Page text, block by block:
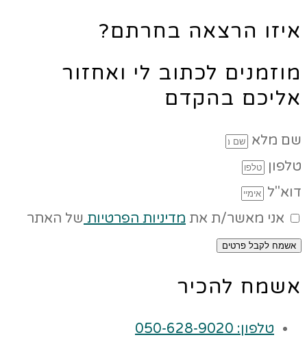
איזו הרצאה בחרתם?
מוזמנים לכתוב לי ואחזור
אליכם בהקדם
שם מלא
טלפון
דוא"ל
אני מאשר/ת את מדיניות הפרטיות של האתר
אשמח לקבל פרטים
אשמח להכיר
טלפון: 050-628-9020